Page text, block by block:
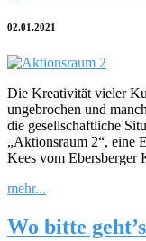
02.01.2021
Die Kreativität vieler
ungebrochen und
die gesellschaftliche
„Aktionsraum 2“, eine
Kees vom Ebersberger
mehr...
Wo bitte